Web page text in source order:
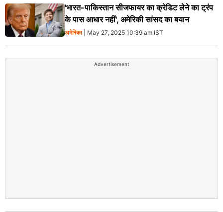
'भारत-पाकिस्तान सीजफायर का क्रेडिट लेने का ट्रंप
के पास आधार नहीं', अमेरिकी सांसद का बयान
अमेरिका| May 27, 2025 10:39 am IST
Advertisement